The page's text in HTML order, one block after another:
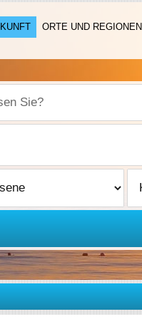
ORTE UND REGIONEN
Sie?